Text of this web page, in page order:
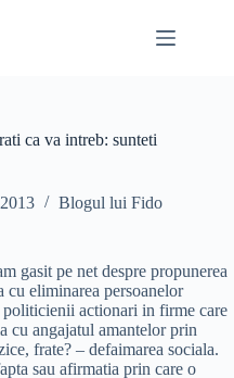
ca va intreb: sunteti
Blogul lui Fido
gasit pe net despre propunerea
cu eliminarea persoanelor
actionari in firme care
cu angajatul amantelor prin
frate? – defaimarea sociala.
sau afirmatia prin care o